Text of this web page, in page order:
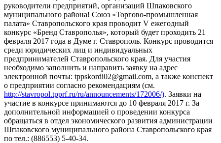
руководители предприятий, организаций Шпаковского
муниципального района! Союз «Торгово-промышленная
палата» Ставропольского края проводит V ежегодный
конкурс «Бренд Ставрополья», который будет проходить 21
февраля 2017 года в Думе г. Ставрополь. Конкурс проводится
среди юридических лиц и индивидуальных
предпринимателей Ставропольского края. Для участия
необходимо заполнить и направить заявку на адрес
электронной почты: tppskordi02@gmail.com, а также конспект
о предприятии согласно рекомендациям (см.
http://stavropol.tpprf.ru/ru/announcements/172006/). Заявки на
участие в конкурсе принимаются до 10 февраля 2017 г. За
дополнительной информацией о проведении конкурса
обращаться в отдел экономического развития администрации
Шпаковского муниципального района Ставропольского края
по тел.: (886553) 5-40-34.